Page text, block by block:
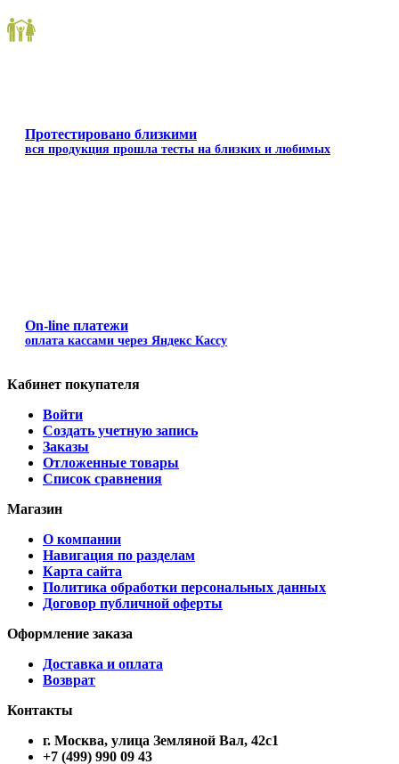
Протестировано близкими
вся продукция прошла тесты на близких и любимых
On-line платежи
оплата кассами через Яндекс Кассу
Кабинет покупателя
Войти
Создать учетную запись
Заказы
Отложенные товары
Список сравнения
Магазин
О компании
Навигация по разделам
Карта сайта
Политика обработки персональных данных
Договор публичной оферты
Оформление заказа
Доставка и оплата
Возврат
Контакты
г. Москва, улица Земляной Вал, 42с1
+7 (499) 990 09 43